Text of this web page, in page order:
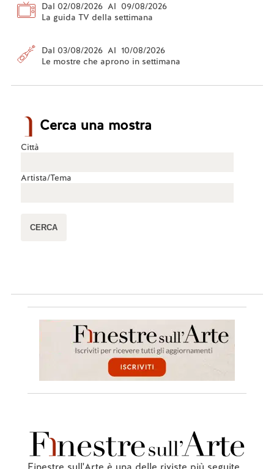
Dal 02/08/2026 Al 09/08/2026
La guida TV della settimana
Dal 03/08/2026 Al 10/08/2026
Le mostre che aprono in settimana
Cerca una mostra
Città
Artista/Tema